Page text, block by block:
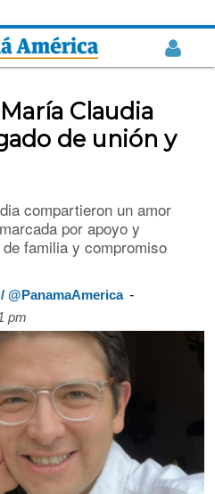
Claudia
de unión y
compartieron un amor
por apoyo y
familia y compromiso
@PanamaAmerica -
pm